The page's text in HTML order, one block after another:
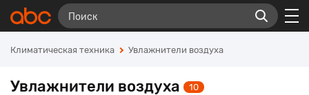
Климатическая техника Увлажнители воздуха
Увлажнители воздуха 10